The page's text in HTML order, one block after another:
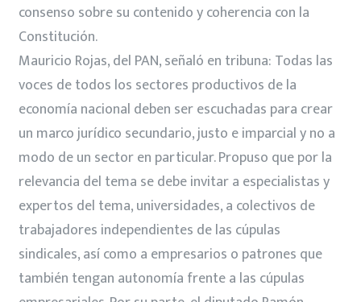
consenso sobre su contenido y coherencia con la
Constitución.
Mauricio Rojas, del PAN, señaló en tribuna: Todas las
voces de todos los sectores productivos de la
economía nacional deben ser escuchadas para crear
un marco jurídico secundario, justo e imparcial y no a
modo de un sector en particular. Propuso que por la
relevancia del tema se debe invitar a especialistas y
expertos del tema, universidades, a colectivos de
trabajadores independientes de las cúpulas
sindicales, así como a empresarios o patrones que
también tengan autonomía frente a las cúpulas